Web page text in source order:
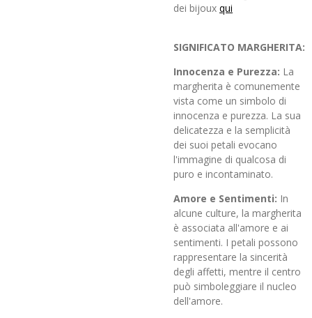
dei bijoux qui
SIGNIFICATO MARGHERITA:
Innocenza e Purezza: La
margherita è comunemente
vista come un simbolo di
innocenza e purezza. La sua
delicatezza e la semplicità
dei suoi petali evocano
l'immagine di qualcosa di
puro e incontaminato.
Amore e Sentimenti: In
alcune culture, la margherita
è associata all'amore e ai
sentimenti. I petali possono
rappresentare la sincerità
degli affetti, mentre il centro
può simboleggiare il nucleo
dell'amore.